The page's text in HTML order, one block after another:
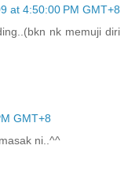
at 4:50:00 PM GMT+8
nk memuji diri
GMT+8
ni..^^